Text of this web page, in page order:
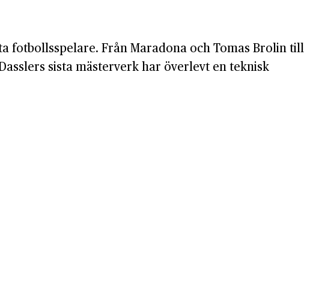
fotbollsspelare. Från Maradona och Tomas Brolin till
sista mästerverk har överlevt en teknisk